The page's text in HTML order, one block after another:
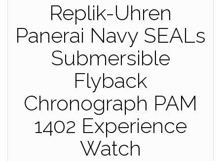
Replik-Uhren
Panerai Navy SEALs
Submersible
Flyback
Chronograph PAM
1402 Experience
Watch